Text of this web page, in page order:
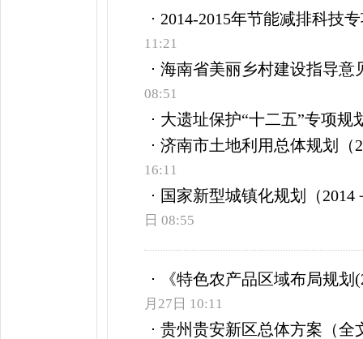
2014-2015年节能减排科技
11:21
海南省美丽乡村建设指导意
08:51
大遗址保护“十二五”专项规
济南市土地利用总体规划（
16:11
国家新型城镇化规划（2014
日 08:55
《特色农产品区域布局规划
月27日 10:11
贵州贵安新区总体方案（全